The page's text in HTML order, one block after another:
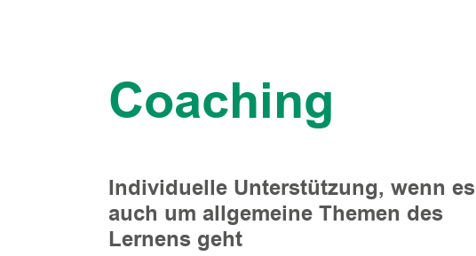
Coaching
Individuelle Unterstützung, wenn es
auch um allgemeine Themen des
Lernens geht